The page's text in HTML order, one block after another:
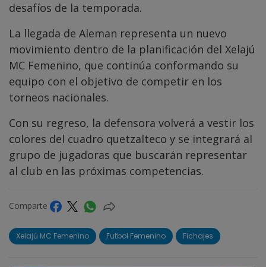
desafíos de la temporada.
La llegada de Aleman representa un nuevo
movimiento dentro de la planificación del Xelajú
MC Femenino, que continúa conformando su
equipo con el objetivo de competir en los
torneos nacionales.
Con su regreso, la defensora volverá a vestir los
colores del cuadro quetzalteco y se integrará al
grupo de jugadoras que buscarán representar
al club en las próximas competencias.
Comparte
Xelajú MC Femenino Futbol Femenino Fichajes